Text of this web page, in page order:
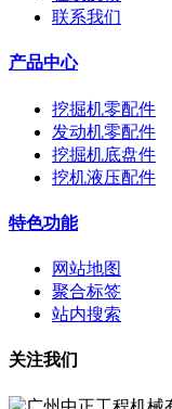
联系我们
产品中心
挖掘机零配件
发动机零配件
挖掘机底盘件
挖机液压配件
特色功能
网站地图
聚合标签
站内搜索
关注我们